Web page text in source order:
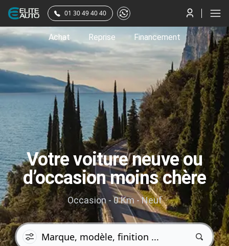
01 30 49 40 40
Achat Reprise Financement
Votre voiture neuve ou
d’occasion moins chère
Occasion-0 Km -Neuf